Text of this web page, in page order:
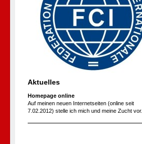
Aktuelles
Homepage online
Auf meinen neuen Internetseiten (online seit
7.02.2012) stelle ich mich und meine Zucht vor.